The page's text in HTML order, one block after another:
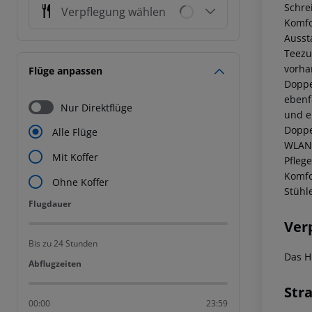
Verpflegung wählen
Flüge anpassen
Nur Direktflüge
Alle Flüge
Mit Koffer
Ohne Koffer
Flugdauer
Flugdauer
Bis zu 24 Stunden
Abflugzeiten
Abflugzeiten
00:00 23:59
und
Das